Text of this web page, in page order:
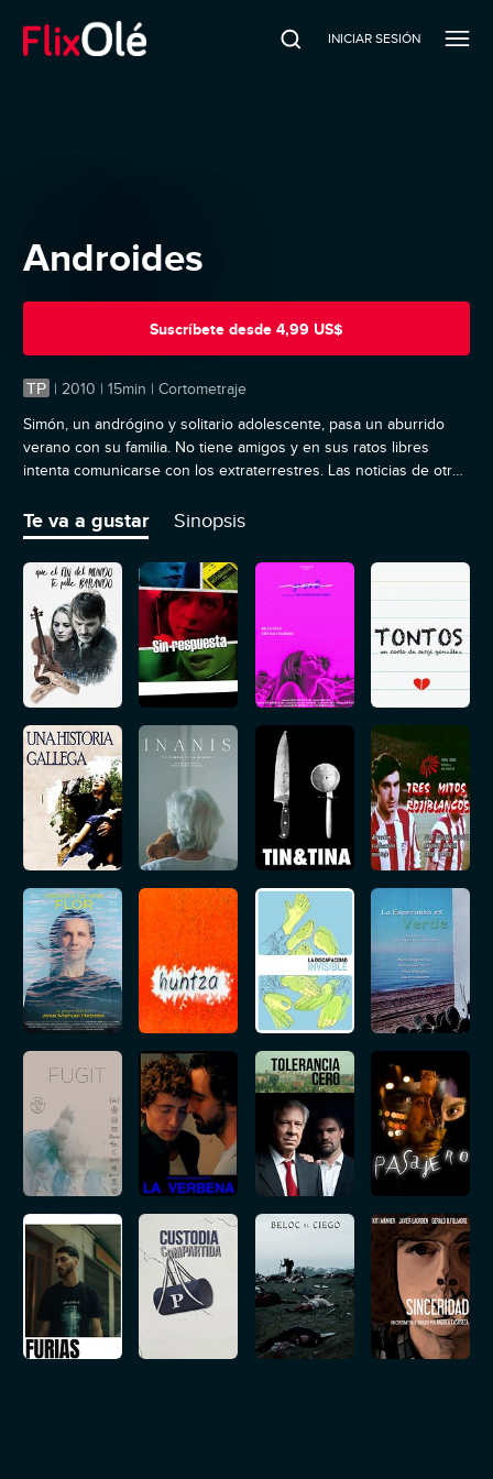
INICIAR SESIÓN
Androides
Suscríbete desde 4,99 US$
TP | 2010 | 15min | Cortometraje
Simón, un andrógino y solitario adolescente, pasa un aburrido
verano con su familia. No tiene amigos y en sus ratos libres
intenta comunicarse con los extraterrestres. Las noticias de otros
robará el corazón.
Te va a gustar Sinopsis